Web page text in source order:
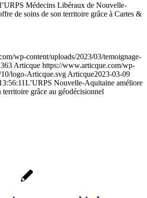
Médecins Libéraux de Nouvelle-
de soins de son territoire grâce à Cartes &
wp-content/uploads/2023/03/temoignage-
363 Articque https://www.articque.com/wp-
logo-Articque.svg Articque2023-03-09
L’URPS Nouvelle-Aquitaine améliore
territoire grâce au géodécisionnel